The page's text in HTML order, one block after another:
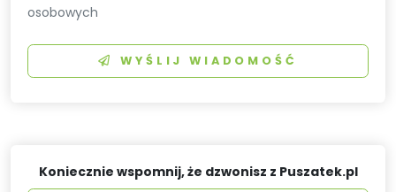
osobowych
WYŚLIJ WIADOMOŚĆ
Koniecznie wspomnij, że dzwonisz z Puszatek.pl